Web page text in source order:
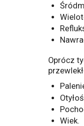
Oprócz
Wiek.